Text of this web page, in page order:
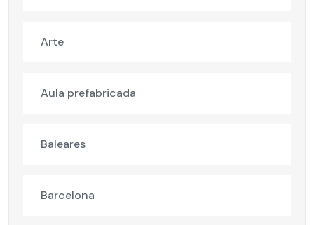
Arte
Aula prefabricada
Baleares
Barcelona